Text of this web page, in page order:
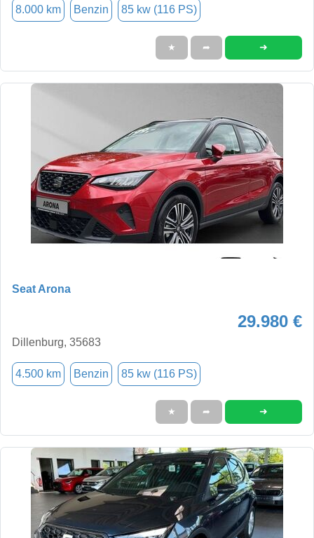
8.000 km Benzin 85 kw (116 PS)
★ ➦ ➜
Seat Arona
29.980 €
Dillenburg, 35683
4.500 km Benzin 85 kw (116 PS)
★ ➦ ➜